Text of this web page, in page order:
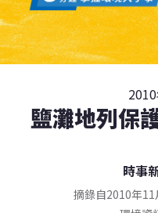
鹽灘地列保
時事
摘錄自2010年